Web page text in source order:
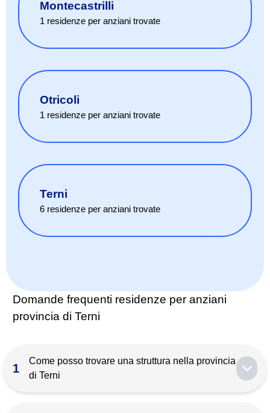
Montecastrilli
1 residenze per anzianitrovate
Otricoli
1 residenze per anzianitrovate
Terni
6 residenze per anzianitrovate
Domande frequenti residenze per anziani
provincia di Terni
1
Come posso trovare una struttura nella provincia
di Terni